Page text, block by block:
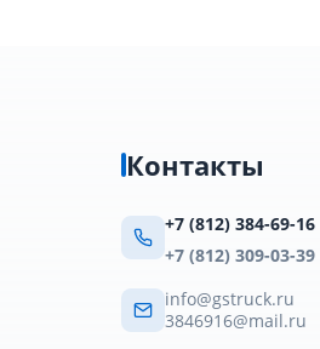
Контакты
+7 (812) 384-69-16
+7 (812) 309-03-39
info@gstruck.ru
3846916@mail.ru